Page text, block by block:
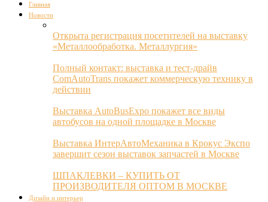
Главная
Новости
Открыта регистрация посетителей на выставку
«Металлообработка. Металлургия»
Полный контакт: выставка и тест-драйв
ComAutoTrans покажет коммерческую технику в
действии
Выставка AutoBusExpo покажет все виды
автобусов на одной площадке в Москве
Выставка ИнтерАвтоМеханика в Крокус Экспо
завершит сезон выставок запчастей в Москве
ШПАКЛЕВКИ – КУПИТЬ ОТ
ПРОИЗВОДИТЕЛЯ ОПТОМ В МОСКВЕ
Дизайн и интерьер